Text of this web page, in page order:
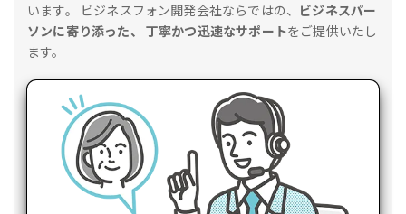
います。
ビジネスフォン開発会社ならではの、 ビジネスパー
ソンに寄り添った、 丁寧かつ迅速なサポートをご提供いたし
ます。